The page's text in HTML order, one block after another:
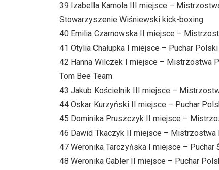
39 Izabella Kamola III miejsce –
Stowarzyszenie Wiśniewski kick-boxing
40 Emilia Czarnowska II miejsce –
41 Otylia Chałupka I miejsce – Puchar
42 Hanna Wilczek I miejsce – Mistrzostwa
Tom Bee Team
43 Jakub Kościelnik III miejsce –
44 Oskar Kurzyński II miejsce – Puchar
45 Dominika Pruszczyk II miejsce –
46 Dawid Tkaczyk II miejsce – Mistrzostwa
47 Weronika Tarczyńska I miejsce – Puchar
48 Weronika Gabler II miejsce – Puchar